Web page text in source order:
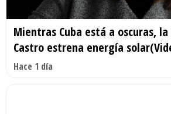
Mientras Cuba está a oscuras,
Castro estrena energía
Hace 1 día